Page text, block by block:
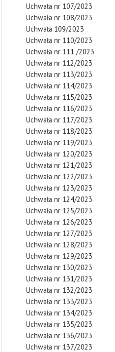
Uchwała nr 107/2023
Uchwała nr 108/2023
Uchwała 109/2023
Uchwała nr 110/2023
Uchwała nr 111 /2023
Uchwała nr 112/2023
Uchwała nr 113/2023
Uchwała nr 114/2023
Uchwała nr 115/2023
Uchwała nr 116/2023
Uchwała nr 117/2023
Uchwała nr 118/2023
Uchwała nr 119/2023
Uchwała nr 120/2023
Uchwała nr 121/2023
Uchwała nr 122/2023
Uchwała nr 123/2023
Uchwała nr 124/2023
Uchwała nr 125/2023
Uchwała nr 126/2023
Uchwała nr 127/2023
Uchwała nr 128/2023
Uchwała nr 129/2023
Uchwała nr 130/2023
Uchwała nr 131/2023
Uchwała nr 132/2023
Uchwała nr 133/2023
Uchwała nr 134/2023
Uchwała nr 135/2023
Uchwała nr 136/2023
Uchwała nr 137/2023